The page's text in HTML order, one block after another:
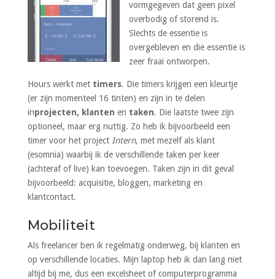
vormgegeven dat geen pixel
overbodig of storend is.
Slechts de essentie is
overgebleven en die essentie is
zeer fraai ontworpen.
Hours werkt met timers. Die timers krijgen een kleurtje
(er zijn momenteel 16 tinten) en zijn in te delen
inprojecten, klanten en taken. Die laatste twee zijn
optioneel, maar erg nuttig. Zo heb ik bijvoorbeeld een
timer voor het project Intern, met mezelf als klant
(esomnia) waarbij ik de verschillende taken per keer
(achteraf of live) kan toevoegen. Taken zijn in dit geval
bijvoorbeeld: acquisitie, bloggen, marketing en
klantcontact.
Mobiliteit
Als freelancer ben ik regelmatig onderweg, bij klanten en
op verschillende locaties. Mijn laptop heb ik dan lang niet
altijd bij me, dus een excelsheet of computerprogramma